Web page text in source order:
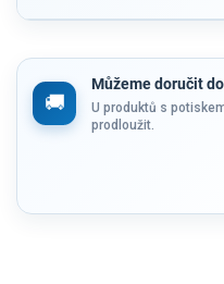
Můžeme doručit
U produktů s
prodloužit.